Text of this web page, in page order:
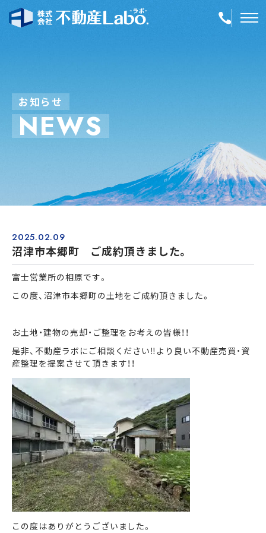
空き家再生
会社案内
店舗紹介
簡単！不動産査定
まずは何でもお気軽に
イイナミ
0120-41-1173
メールでお問い合わせ
LINEでお問い合わせ
お知らせ
NEWS
2025.02.09
沼津市本郷町 ご成約頂きました。
富士営業所の相原です。
この度、沼津市本郷町の土地をご成約頂きました。
お土地・建物の売却・ご整理をお考えの皆様！！
是非、不動産ラボにご相談ください‼より良い不動産売買・資
産整理を提案させて頂きます！！
この度はありがとうございました。